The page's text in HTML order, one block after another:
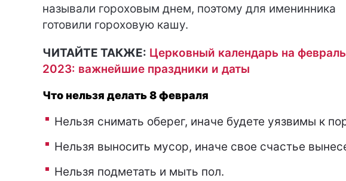
называли гороховым днем, поэтому для именинника
готовили гороховую кашу.
ЧИТАЙТЕ ТАКЖЕ: Церковный календарь на февраль
2023: важнейшие праздники и даты
Что нельзя делать 8 февраля
Нельзя снимать оберег, иначе будете уязвимы к
Нельзя выносить мусор, иначе свое счастье
Нельзя подметать и мыть пол.